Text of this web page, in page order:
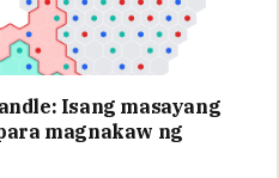
Isang masayang
magnakaw ng